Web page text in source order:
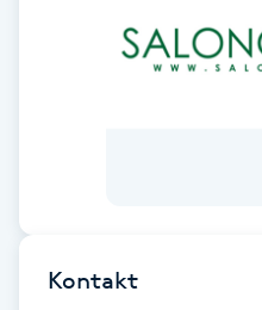
Fransborttagning
Kontakt